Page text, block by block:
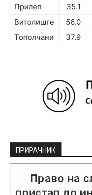
Прилеп 35.1
Витолиште
56.0
Тополчани
37.9
ПРИРАЧНИК